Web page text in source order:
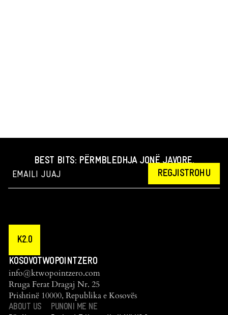
BEST BITS: PËRMBLEDHJA JONË JAVORE.
REGJISTROHU
K2.0
KOSOVOTWOPOINTZERO
info@ktwopointzero.com
Rruga Ferat Dragaj Nr. 25
Prishtinë 10000, Republika e Kosovës
ABOUT US
PUNONI ME NE